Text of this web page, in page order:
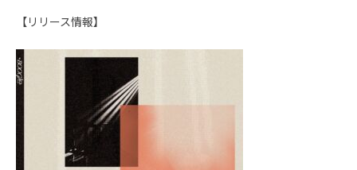
【リリース情報】